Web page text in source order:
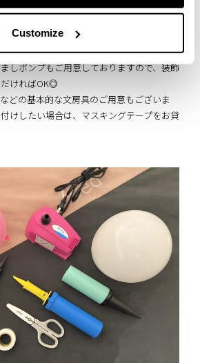
Customize
ションがしたい！
自由にデコレーションしていただくこと
しポンプもご用意しておりますので、装飾
ければOK◎
どの基本的な文房具のご用意もございま
けしたい場合は、マスキングテープをお貸